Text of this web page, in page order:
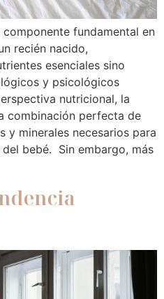
fundamental en
recién nacido,
esenciales sino
y psicológicos
nutricional, la
combinación perfecta de
y minerales necesarios para
bebé. Sin embargo, más